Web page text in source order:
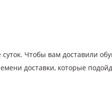
Чтобы вам доставили
доставки, которые